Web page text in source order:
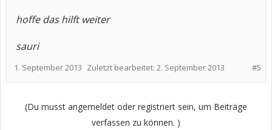
hoffe das hilft weiter
sauri
#5
1. September 2013 Zuletzt bearbeitet: 2. September 2013
(Du musst angemeldet oder registriert sein, um Beiträge
verfassen zu können. )